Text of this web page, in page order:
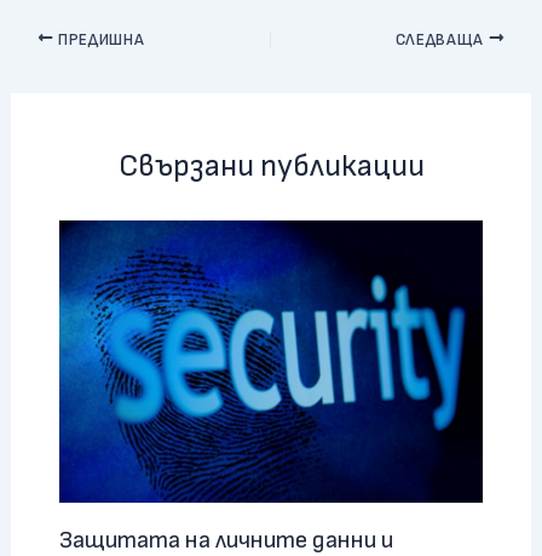
ПРЕДИШНА СЛЕДВАЩА
Свързани публикации
Защитата на личните данни и